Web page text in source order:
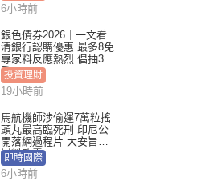
6小時前
銀色債券2026｜一文看
清銀行認購優惠 最多8免
專家料反應熱烈 倡抽30
手
投資理財
19小時前
馬航機師涉偷運7萬粒搖
頭丸最高臨死刑 印尼公
開落網過程片 大安旨意
豈料敗露
即時國際
6小時前